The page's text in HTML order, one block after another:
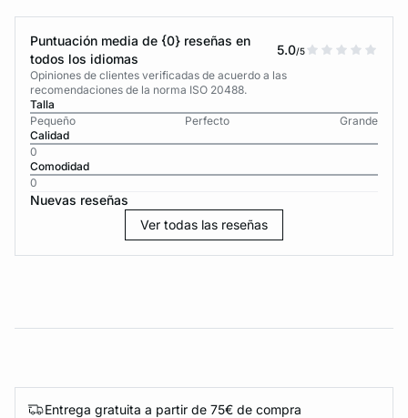
Puntuación media de {0} reseñas en
todos los idiomas
5.0/5
Opiniones de clientes verificadas de acuerdo a las
recomendaciones de la norma ISO 20488.
Talla
Pequeño
Perfecto
Grande
Calidad
0
Comodidad
0
Nuevas reseñas
Ver todas las reseñas
Entrega gratuita a partir de 75€ de compra